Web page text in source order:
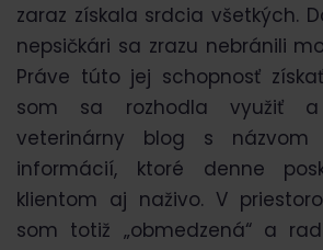
zaraz získala srdcia všetkých.
nepsičkári sa zrazu nebránili
Práve túto jej schopnosť
som sa rozhodla využiť
veterinárny blog s názvom
informácií, ktoré denne
klientom aj naživo. V
som totiž „obmedzená“ a